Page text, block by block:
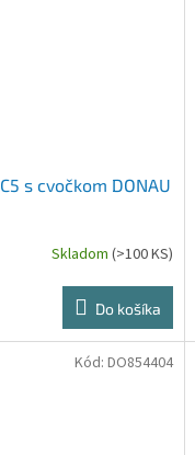
s cvočkom DONAU
Skladom (>100 KS)
Do košíka
Kód: DO854404